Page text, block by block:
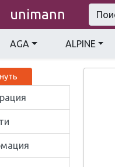
unimann
AGA ALPINE